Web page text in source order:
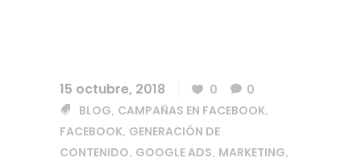
15 octubre, 2018 0
0
BLOG, CAMPAÑAS EN FACEBOOK,
FACEBOOK, GENERACIÓN DE
CONTENIDO, GOOGLE ADS, MARKETING,